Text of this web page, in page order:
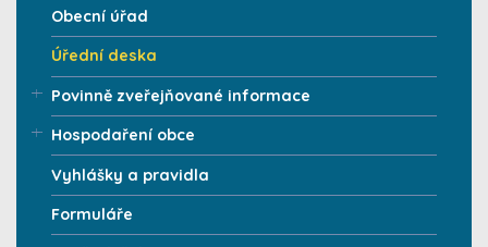
Obecní úřad
Úřední deska
Povinně zveřejňované informace
Hospodaření obce
Vyhlášky a pravidla
Formuláře